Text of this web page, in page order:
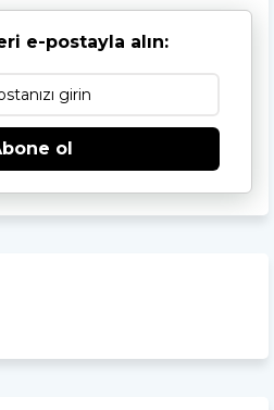
e-postayla alın:
ol